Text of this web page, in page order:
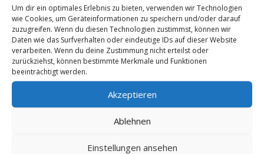
Um dir ein optimales Erlebnis zu bieten, verwenden wir Technologien
wie Cookies, um Geräteinformationen zu speichern und/oder darauf
zuzugreifen. Wenn du diesen Technologien zustimmst, können wir
Daten wie das Surfverhalten oder eindeutige IDs auf dieser Website
verarbeiten. Wenn du deine Zustimmung nicht erteilst oder
zurückziehst, können bestimmte Merkmale und Funktionen
beeinträchtigt werden.
Akzeptieren
Ablehnen
Einstellungen ansehen
Video-
Player